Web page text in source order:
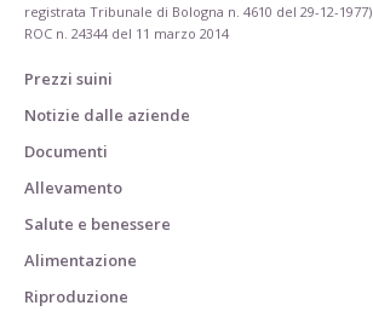
registrata Tribunale di Bologna n. 4610 del 29-12-1977)
ROC n. 24344 del 11 marzo 2014
Prezzi suini
Notizie dalle aziende
Documenti
Allevamento
Salute e benessere
Alimentazione
Riproduzione